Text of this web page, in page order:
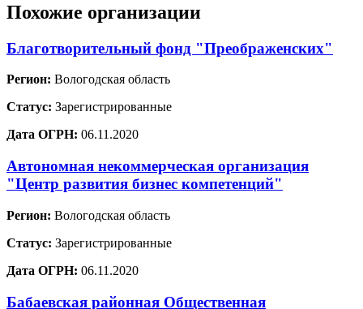
Похожие организации
Благотворительный фонд "Преображенских"
Регион: Вологодская область
Статус: Зарегистрированные
Дата ОГРН: 06.11.2020
Автономная некоммерческая организация
"Центр развития бизнес компетенций"
Регион: Вологодская область
Статус: Зарегистрированные
Дата ОГРН: 06.11.2020
Бабаевская районная Общественная